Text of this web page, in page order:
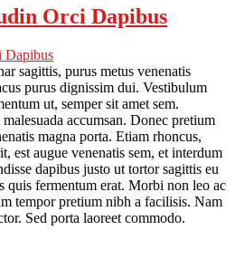
Orci Dapibus
sagittis, purus metus venenatis
purus dignissim dui. Vestibulum
ut, semper sit amet sem.
accumsan. Donec pretium
magna porta. Etiam rhoncus,
est augue venenatis sem, et interdum
dapibus justo ut tortor sagittis eu
quis fermentum erat. Morbi non leo ac
tempor pretium nibh a facilisis. Nam
Sed porta laoreet commodo.